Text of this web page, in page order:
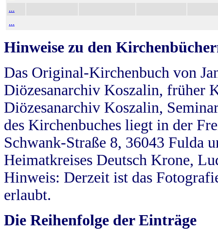
...
...
Hinweise zu den
Das Original-Kirchenbuch von
Diözesanarchiv Koszalin, früher
Diözesanarchiv Koszalin,
des Kirchenbuches liegt in der
Schwank-Straße 8, 36043 Fulda
Heimatkreises Deutsch Krone,
Hinweis: Derzeit ist das
erlaubt.
Die Reihenfolge der Einträge